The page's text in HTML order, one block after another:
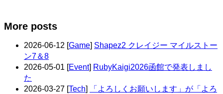
More posts
2026-06-12 [Game] Shapez2 クレイジー マイルストー
ン7＆8
2026-05-01 [Event] RubyKaigi2026函館で発表しまし
た
2026-03-27 [Tech]
「よろしくお願いします」が「よろ